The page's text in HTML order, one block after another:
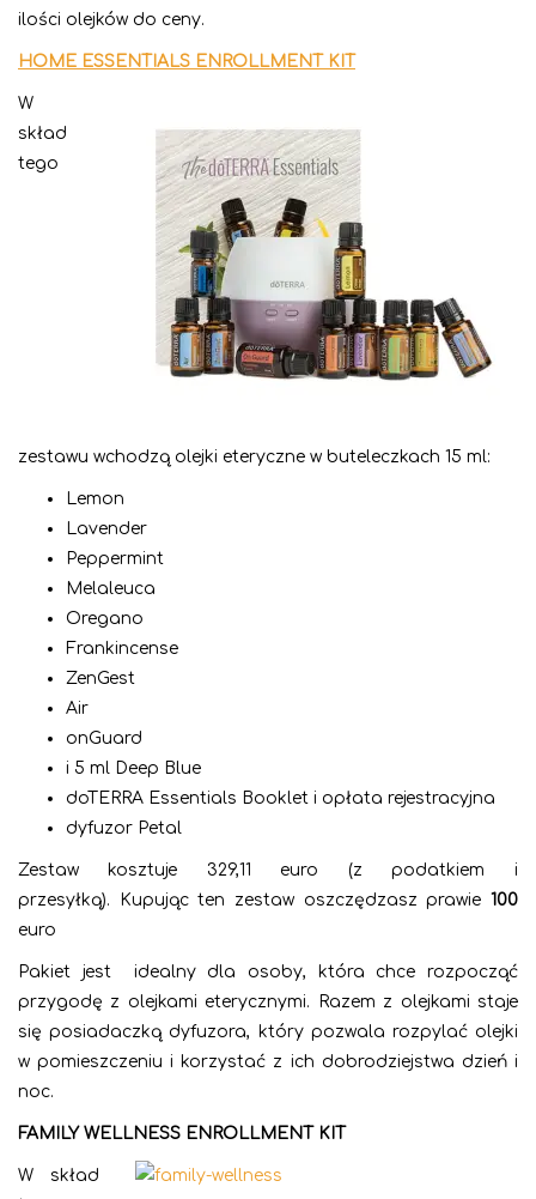
ilości olejków do ceny.
HOME ESSENTIALS ENROLLMENT KIT
W
skład
tego
zestawu wchodzą olejki eteryczne w buteleczkach 15 ml:
Lemon
Lavender
Peppermint
Melaleuca
Oregano
Frankincense
ZenGest
Air
onGuard
i 5 ml Deep Blue
doTERRA Essentials Booklet i opłata rejestracyjna
dyfuzor Petal
Zestaw kosztuje 329,11 euro (z podatkiem i
przesyłką). Kupując ten zestaw oszczędzasz prawie 100
euro
Pakiet jest idealny dla osoby, która chce rozpocząć
przygodę z olejkami eterycznymi. Razem z olejkami staje
się posiadaczką dyfuzora, który pozwala rozpylać olejki
w pomieszczeniu i korzystać z ich dobrodziejstwa dzień i
noc.
FAMILY WELLNESS ENROLLMENT KIT
W skład